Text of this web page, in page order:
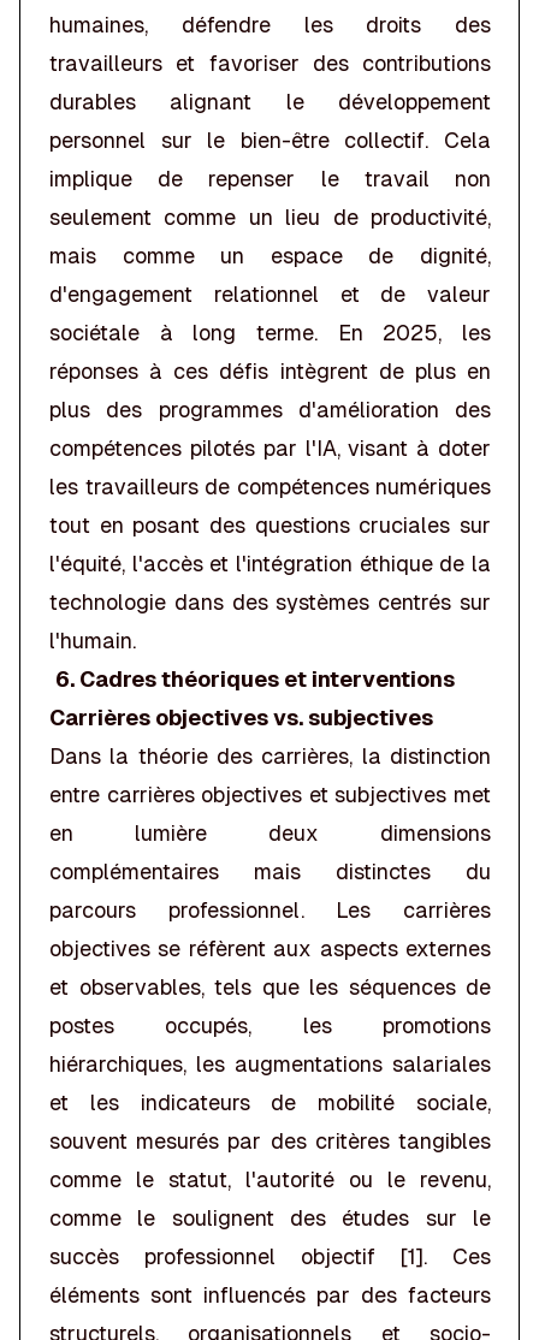
humaines, défendre les droits des
travailleurs et favoriser des contributions
durables alignant le développement
personnel sur le bien-être collectif. Cela
implique de repenser le travail non
seulement comme un lieu de productivité,
mais comme un espace de dignité,
d'engagement relationnel et de valeur
sociétale à long terme. En 2025, les
réponses à ces défis intègrent de plus en
plus des programmes d'amélioration des
compétences pilotés par l'IA, visant à doter
les travailleurs de compétences numériques
tout en posant des questions cruciales sur
l'équité, l'accès et l'intégration éthique de la
technologie dans des systèmes centrés sur
l'humain.
6. Cadres théoriques et interventions
Carrières objectives vs. subjectives
Dans la théorie des carrières, la distinction
entre carrières objectives et subjectives met
en lumière deux dimensions
complémentaires mais distinctes du
parcours professionnel. Les carrières
objectives se réfèrent aux aspects externes
et observables, tels que les séquences de
postes occupés, les promotions
hiérarchiques, les augmentations salariales
et les indicateurs de mobilité sociale,
souvent mesurés par des critères tangibles
comme le statut, l'autorité ou le revenu,
comme le soulignent des études sur le
succès professionnel objectif [1]. Ces
éléments sont influencés par des facteurs
structurels, organisationnels et socio-